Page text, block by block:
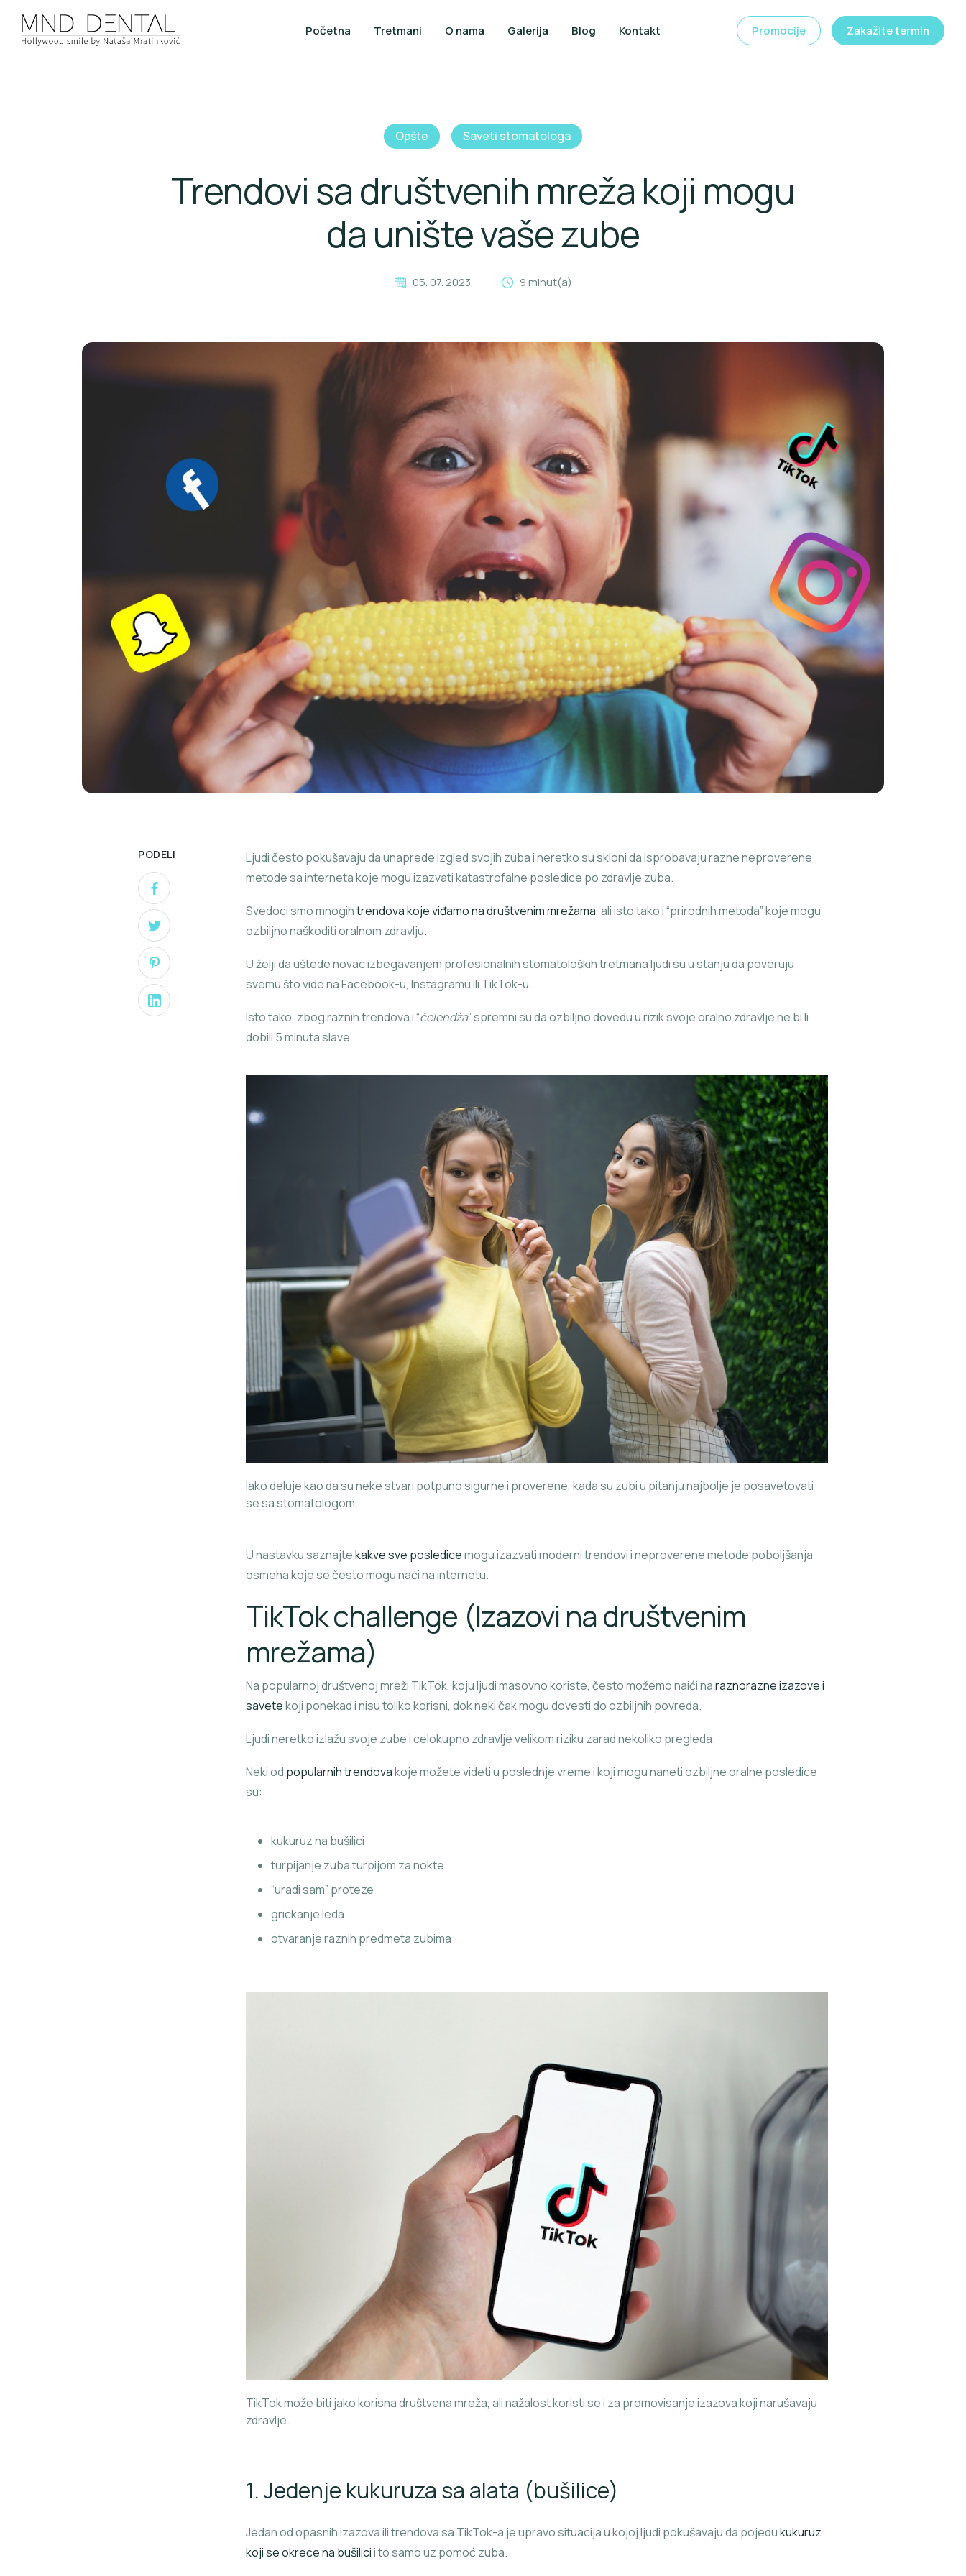
Početna Tretmani O nama Galerija Blog Kontakt Promocije Zakažite termin
Opšte Saveti stomatologa
Trendovi sa društvenih mreža koji mogu
da unište vaše zube
05. 07. 2023. 9 minut(a)
PODELI
Ljudi često pokušavaju da unaprede izgled svojih zuba i neretko su skloni da isprobavaju razne neproverene
metode sa interneta koje mogu izazvati katastrofalne posledice po zdravlje zuba.
Svedoci smo mnogihtrendova koje viđamo na društvenim mrežama, ali isto tako i “prirodnih metoda” koje mogu
ozbiljno naškoditi oralnom zdravlju.
U želji da uštede novac izbegavanjem profesionalnih stomatoloških tretmana ljudi su u stanju da poveruju
svemu što vide na Facebook-u, Instagramu ili TikTok-u.
Isto tako, zbog raznih trendova i “čelendža” spremni su da ozbiljno dovedu u rizik svoje oralno zdravlje ne bi li
dobili 5 minuta slave.
Iako deluje kao da su neke stvari potpuno sigurne i proverene, kada su zubi u pitanju najbolje je posavetovati
se sa stomatologom.
U nastavku saznajtekakve sve posledicemogu izazvati moderni trendovi i neproverene metode poboljšanja
osmeha koje se često mogu naći na internetu.
TikTok challenge (Izazovi na društvenim
mrežama)
Na popularnoj društvenoj mreži TikTok, koju ljudi masovno koriste, često možemo naići naraznorazne izazove i
savetekoji ponekad i nisu toliko korisni, dok neki čak mogu dovesti do ozbiljnih povreda.
Ljudi neretko izlažu svoje zube i celokupno zdravlje velikom riziku zarad nekoliko pregleda.
Neki od popularnih trendovakoje možete videti u poslednje vreme i koji mogu naneti ozbiljne oralne posledice
su:
kukuruz na bušilici
turpijanje zuba turpijom za nokte
“uradi sam” proteze
grickanje leda
otvaranje raznih predmeta zubima
TikTok može biti jako korisna društvena mreža, ali nažalost koristi se i za promovisanje izazova koji narušavaju
zdravlje.
1. Jedenje kukuruza sa alata (bušilice)
Jedan od opasnih izazova ili trendova sa TikTok-a je upravo situacija u kojoj ljudi pokušavaju da pojedukukuruz
koji se okreće na bušilicii to samo uz pomoć zuba.